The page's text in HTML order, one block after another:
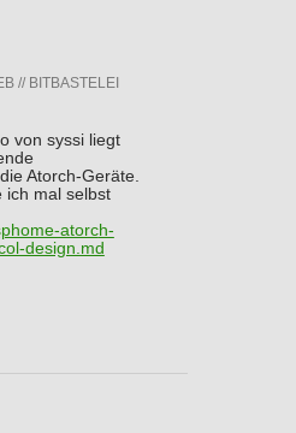
// BITBASTELEI
von syssi liegt
Atorch-Geräte.
ich mal selbst
atorch-
design.md